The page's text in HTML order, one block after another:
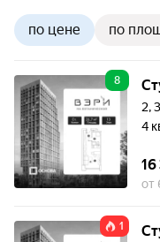
по цене по
8
2,
4
от
1